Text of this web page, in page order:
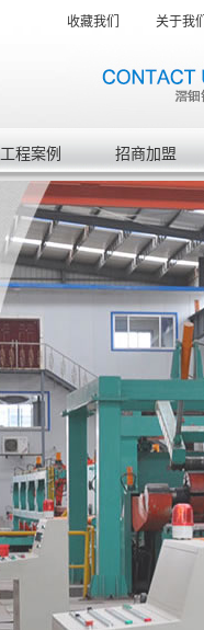
收藏我们 关于我们
工程案例 招商加盟